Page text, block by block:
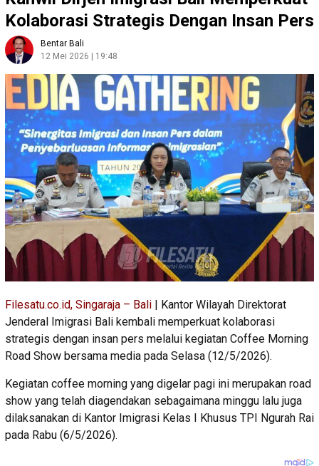
Kolaborasi Strategis Dengan Insan Pers
Bentar Bali
12 Mei 2026 | 19:48
Filesatu.co.id, Singaraja – Bali | Kantor Wilayah Direktorat
Jenderal Imigrasi Bali kembali memperkuat kolaborasi
strategis dengan insan pers melalui kegiatan Coffee Morning
Road Show bersama media pada Selasa (12/5/2026).
Kegiatan coffee morning yang digelar pagi ini merupakan road
show yang telah diagendakan sebagaimana minggu lalu juga
dilaksanakan di Kantor Imigrasi Kelas I Khusus TPI Ngurah Rai
pada Rabu (6/5/2026).